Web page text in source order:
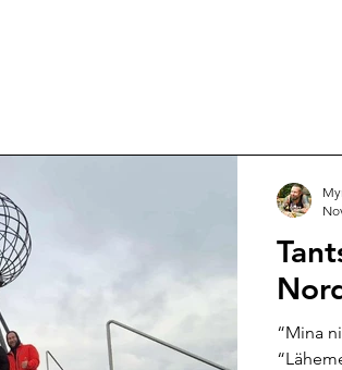
“Mina